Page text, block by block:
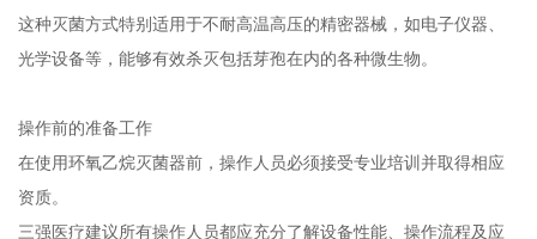
这种灭菌方式特别适用于不耐高温高压的精密器械，如电子仪器、
光学设备等，能够有效杀灭包括芽孢在内的各种微生物。
操作前的准备工作
在使用环氧乙烷灭菌器前，操作人员必须接受专业培训并取得相应
资质。
三强医疗建议所有操作人员都应充分了解设备性能、操作流程及应